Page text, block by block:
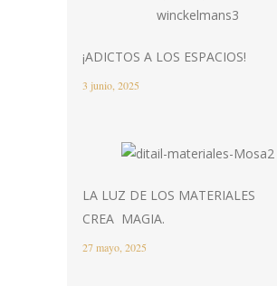
¡ADICTOS A LOS ESPACIOS!
3 junio, 2025
LA LUZ DE LOS MATERIALES
CREA MAGIA.
27 mayo, 2025